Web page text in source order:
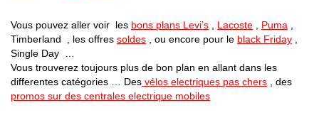
Vous pouvez aller voir les bons plans Levi’s Lacoste Puma
Timberland , les offres soldes , ou encore pour le black Friday
Single Day …
Vous trouverez toujours plus de bon plan en allant dans les
differentes catégories … Des vélos electriques pas chers , des
promos sur des centrales electrique mobiles